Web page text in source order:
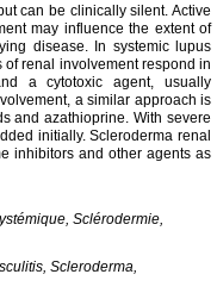
can be clinically silent. Active
may influence the extent of
disease. In systemic lupus
renal involvement respond in
a cytotoxic agent, usually
a similar approach is
and azathioprine. With severe
initially. Scleroderma renal
inhibitors and other agents as
Sclérodermie,
Scleroderma,